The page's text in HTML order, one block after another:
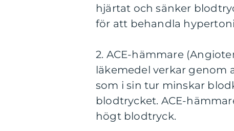
hjärtat och sänker
för att behandla
2. ACE-hämmare
läkemedel verkar genom
som i sin tur minskar
blodtrycket. ACE-
högt blodtryck.